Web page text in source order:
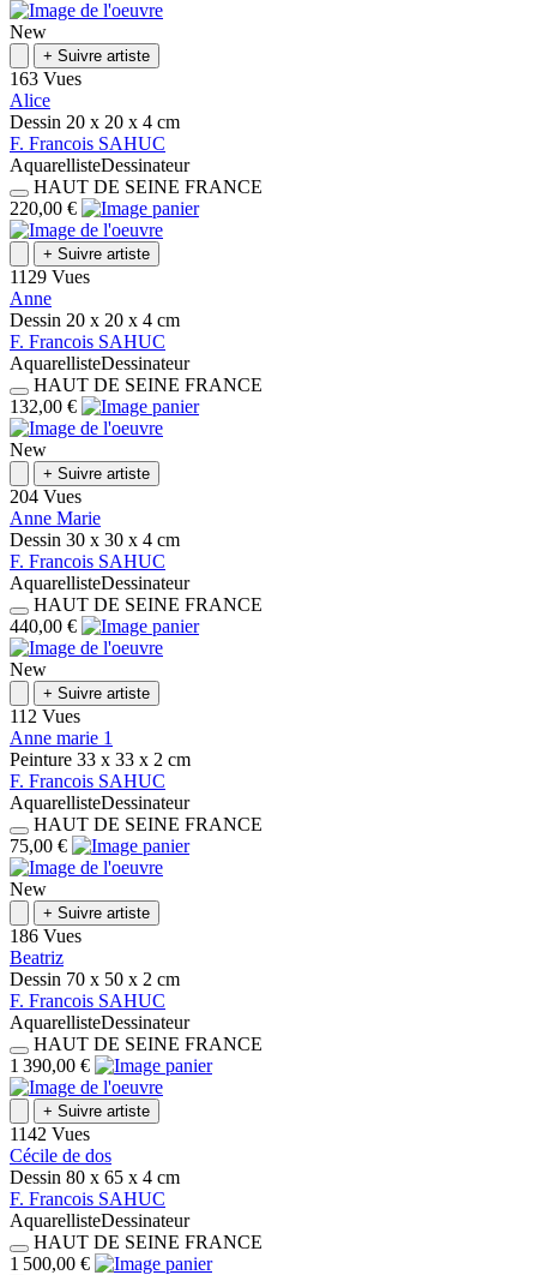
New
+ Suivre artiste
163 Vues
Alice
Dessin 20 x 20 x 4 cm
F. Francois SAHUC
AquarellisteDessinateur
HAUT DE SEINE FRANCE
220,00 €
+ Suivre artiste
1129 Vues
Anne
Dessin 20 x 20 x 4 cm
F. Francois SAHUC
AquarellisteDessinateur
HAUT DE SEINE FRANCE
132,00 €
New
+ Suivre artiste
204 Vues
Anne Marie
Dessin 30 x 30 x 4 cm
F. Francois SAHUC
AquarellisteDessinateur
HAUT DE SEINE FRANCE
440,00 €
New
+ Suivre artiste
112 Vues
Anne marie 1
Peinture 33 x 33 x 2 cm
F. Francois SAHUC
AquarellisteDessinateur
HAUT DE SEINE FRANCE
75,00 €
New
+ Suivre artiste
186 Vues
Beatriz
Dessin 70 x 50 x 2 cm
F. Francois SAHUC
AquarellisteDessinateur
HAUT DE SEINE FRANCE
1 390,00 €
+ Suivre artiste
1142 Vues
Cécile de dos
Dessin 80 x 65 x 4 cm
F. Francois SAHUC
AquarellisteDessinateur
HAUT DE SEINE FRANCE
1 500,00 €